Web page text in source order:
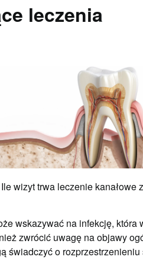
leczenia
Ile wizyt trwa leczenie kanałowe
wskazywać na infekcję, która
zwrócić uwagę na objawy
świadczyć o rozprzestrzenieniu